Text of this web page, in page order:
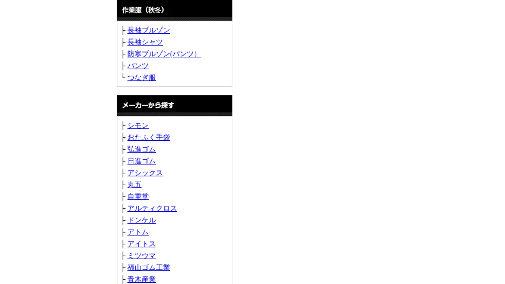
├ 長袖ブルゾン
├ 長袖シャツ
├ 防寒ブルゾン(パンツ）
├ パンツ
└ つなぎ服
├ シモン
├ おたふく手袋
├ 弘進ゴム
├ 日進ゴム
├ アシックス
├ 丸五
├ 自重堂
├ アルティクロス
├ ドンケル
├ アトム
├ アイトス
├ ミツウマ
├ 福山ゴム工業
├ 青木産業